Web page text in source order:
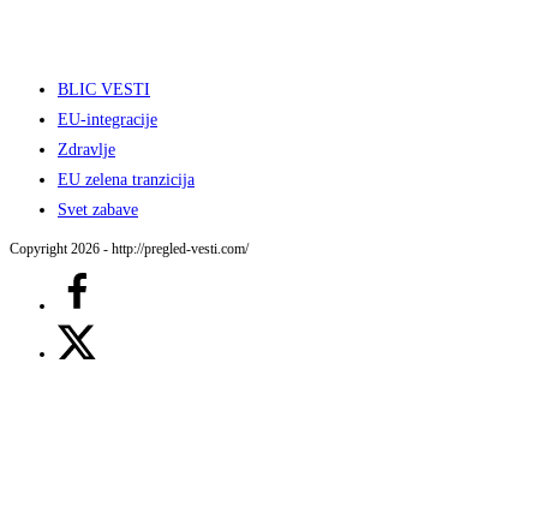
BLIC VESTI
EU-integracije
Zdravlje
EU zelena tranzicija
Svet zabave
Copyright 2026 - http://pregled-vesti.com/